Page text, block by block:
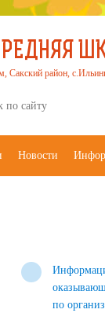
по
Сакский район,
Новости